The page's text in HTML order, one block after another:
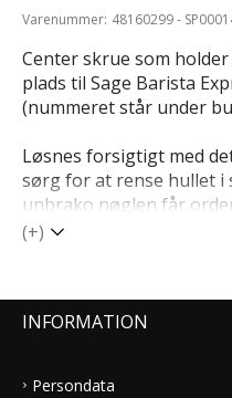
Varenummer: 48160299 -
Center skrue som
plads til Sage Barista
(nummeret står under
Løsnes forsigtigt med
sørg for at rense hullet i
unbrako nøglen får
(+)
INFORMATION
Persondata